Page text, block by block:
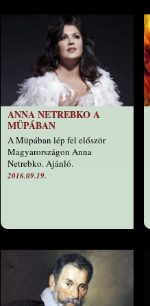
ANNA NETREBKO A
MÜPÁBAN
A Müpában lép fel először
Magyarországon Anna
Netrebko. Ajánló.
2016.09.19.